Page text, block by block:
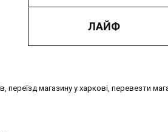
ЛАЙФ
переїзд магазину у харкові, перевезти